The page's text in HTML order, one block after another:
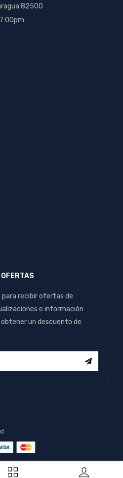
82500
recibir ofertas de
e información
un descuento de